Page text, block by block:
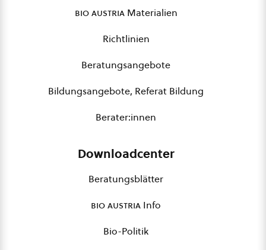
bio austriaMaterialien
Richtlinien
Beratungsangebote
Bildungsangebote, Referat Bildung
Berater:innen
Downloadcenter
Beratungsblätter
bio austria Info
Bio-Politik